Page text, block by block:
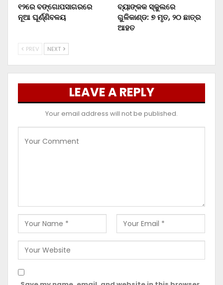
୧୨ରେ ବଙ୍ଗୋପସାଗରରେ
ନୂଆ ଘୂର୍ଣ୍ଣିବଳୟ
ବ୍ୟାଙ୍କକ ସ୍କୁଲରେ
ଗୁଳିକାଣ୍ଡ: ୭ ମୃତ, ୨୦ ଛାତ୍ର
ଆହତ
PREV NEXT
LEAVE A REPLY
Your email address will not be published.